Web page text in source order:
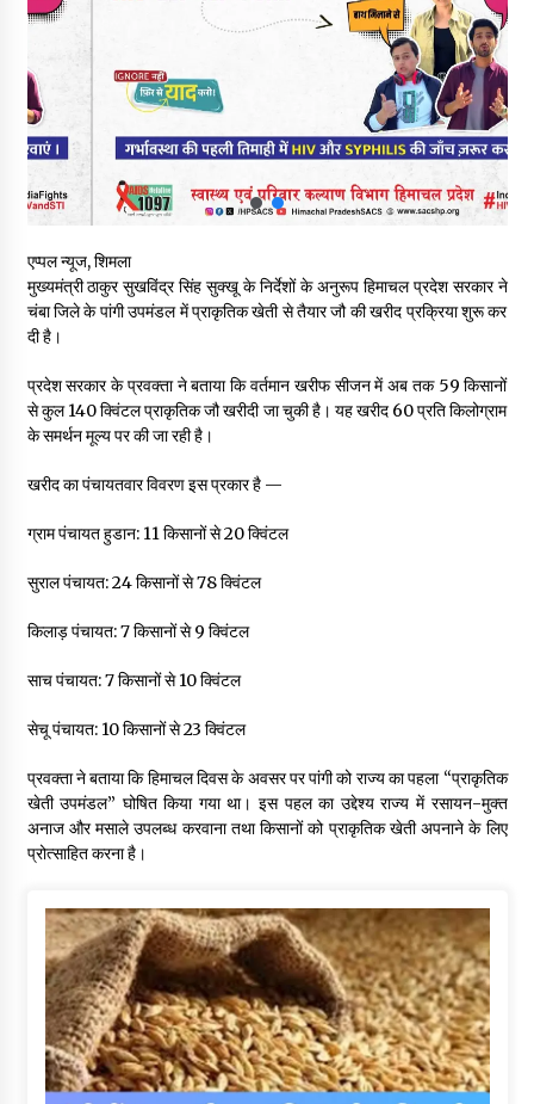
30 बैग की सीमा पर भाजपा का हमला, बोली- कांग्रेस सरकार ने सेब उत्पादकों
शिमला पुलिस में बड़ी अनुशासनात्मक कार्रवाई, 3 पुलिसकर्मी निलंबित
07/08/2026
07/08/2026
06/08/2026
06/08/2026
एप्पल न्यूज, शिमला
मुख्यमंत्री ठाकुर सुखविंद्र सिंह सुक्खू के निर्देशों के अनुरूप हिमाचल प्रदेश सरकार ने
चंबा जिले के पांगी उपमंडल में प्राकृतिक खेती से तैयार जौ की खरीद प्रक्रिया शुरू कर
दी है।
प्रदेश सरकार के प्रवक्ता ने बताया कि वर्तमान खरीफ सीजन में अब तक 59 किसानों
से कुल 140 क्विंटल प्राकृतिक जौ खरीदी जा चुकी है। यह खरीद ₹60 प्रति किलोग्राम
के समर्थन मूल्य पर की जा रही है।
खरीद का पंचायतवार विवरण इस प्रकार है —
ग्राम पंचायत हुडान: 11 किसानों से 20 क्विंटल
सुराल पंचायत: 24 किसानों से 78 क्विंटल
किलाड़ पंचायत: 7 किसानों से 9 क्विंटल
साच पंचायत: 7 किसानों से 10 क्विंटल
सेचू पंचायत: 10 किसानों से 23 क्विंटल
प्रवक्ता ने बताया कि हिमाचल दिवस के अवसर पर पांगी को राज्य का पहला “प्राकृतिक
खेती उपमंडल” घोषित किया गया था। इस पहल का उद्देश्य राज्य में रसायन-मुक्त
अनाज और मसाले उपलब्ध करवाना तथा किसानों को प्राकृतिक खेती अपनाने के लिए
प्रोत्साहित करना है।